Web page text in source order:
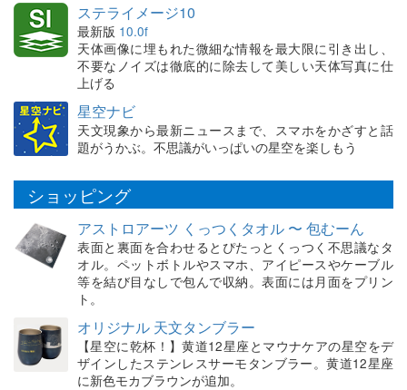
ステライメージ10
最新版 10.0f
天体画像に埋もれた微細な情報を最大限に引き出し、
不要なノイズは徹底的に除去して美しい天体写真に仕
上げる
星空ナビ
天文現象から最新ニュースまで、スマホをかざすと話
題がうかぶ。不思議がいっぱいの星空を楽しもう
ショッピング
アストロアーツ くっつくタオル 〜 包むーん
表面と裏面を合わせるとぴたっとくっつく不思議なタ
オル。ペットボトルやスマホ、アイピースやケーブル
等を結び目なしで包んで収納。表面には月面をプリン
ト。
オリジナル 天文タンブラー
【星空に乾杯！】黄道12星座とマウナケアの星空をデ
ザインしたステンレスサーモタンブラー。黄道12星座
に新色モカブラウンが追加。